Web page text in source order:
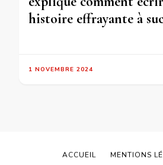
histoire effrayante à
1 NOVEMBRE 2024
ACCUEIL MENTIONS